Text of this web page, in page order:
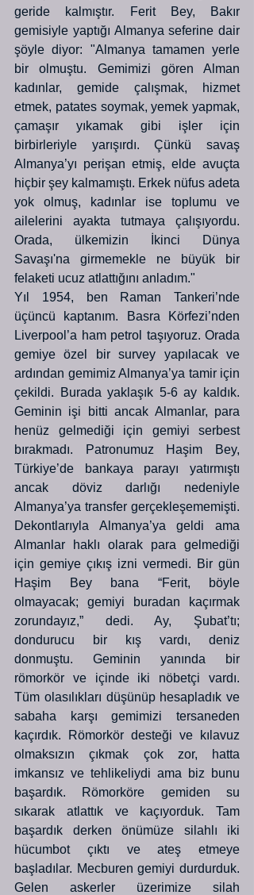
geride kalmıştır. Ferit Bey, Bakır
gemisiyle yaptığı Almanya seferine dair
şöyle diyor: "Almanya tamamen yerle
bir olmuştu. Gemimizi gören Alman
kadınlar, gemide çalışmak, hizmet
etmek, patates soymak, yemek yapmak,
çamaşır yıkamak gibi işler için
birbirleriyle yarışırdı. Çünkü savaş
Almanya’yı perişan etmiş, elde avuçta
hiçbir şey kalmamıştı. Erkek nüfus adeta
yok olmuş, kadınlar ise toplumu ve
ailelerini ayakta tutmaya çalışıyordu.
Orada, ülkemizin İkinci Dünya
Savaşı'na girmemekle ne büyük bir
felaketi ucuz atlattığını anladım."
Yıl 1954, ben Raman Tankeri’nde
üçüncü kaptanım. Basra Körfezi’nden
Liverpool’a ham petrol taşıyoruz. Orada
gemiye özel bir survey yapılacak ve
ardından gemimiz Almanya’ya tamir için
çekildi. Burada yaklaşık 5-6 ay kaldık.
Geminin işi bitti ancak Almanlar, para
henüz gelmediği için gemiyi serbest
bırakmadı. Patronumuz Haşim Bey,
Türkiye’de bankaya parayı yatırmıştı
ancak döviz darlığı nedeniyle
Almanya’ya transfer gerçekleşememişti.
Dekontlarıyla Almanya’ya geldi ama
Almanlar haklı olarak para gelmediği
için gemiye çıkış izni vermedi. Bir gün
Haşim Bey bana “Ferit, böyle
olmayacak; gemiyi buradan kaçırmak
zorundayız,” dedi. Ay, Şubat’tı;
dondurucu bir kış vardı, deniz
donmuştu. Geminin yanında bir
römorkör ve içinde iki nöbetçi vardı.
Tüm olasılıkları düşünüp hesapladık ve
sabaha karşı gemimizi tersaneden
kaçırdık. Römorkör desteği ve kılavuz
olmaksızın çıkmak çok zor, hatta
imkansız ve tehlikeliydi ama biz bunu
başardık. Römorköre gemiden su
sıkarak atlattık ve kaçıyorduk. Tam
başardık derken önümüze silahlı iki
hücumbot çıktı ve ateş etmeye
başladılar. Mecburen gemiyi durdurduk.
Gelen askerler üzerimize silah